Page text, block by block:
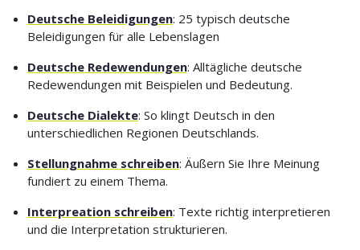
Deutsche Beleidigungen: 25 typisch deutsche
Beleidigungen für alle Lebenslagen
Deutsche Redewendungen: Alltägliche deutsche
Redewendungen mit Beispielen und Bedeutung.
Deutsche Dialekte: So klingt Deutsch in den
unterschiedlichen Regionen Deutschlands.
Stellungnahme schreiben: Äußern Sie Ihre Meinung
fundiert zu einem Thema.
Interpreation schreiben: Texte richtig interpretieren
und die Interpretation strukturieren.